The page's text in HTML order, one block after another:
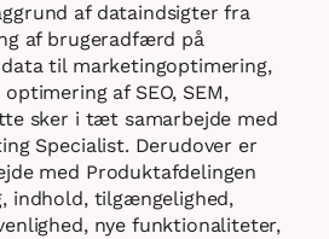
af dataindsigter fra
af brugeradfærd på
data til marketingoptimering,
af SEO, SEM,
sker i tæt samarbejde med
Specialist. Derudover er
med Produktafdelingen
indhold, tilgængelighed,
nye funktionaliteter,